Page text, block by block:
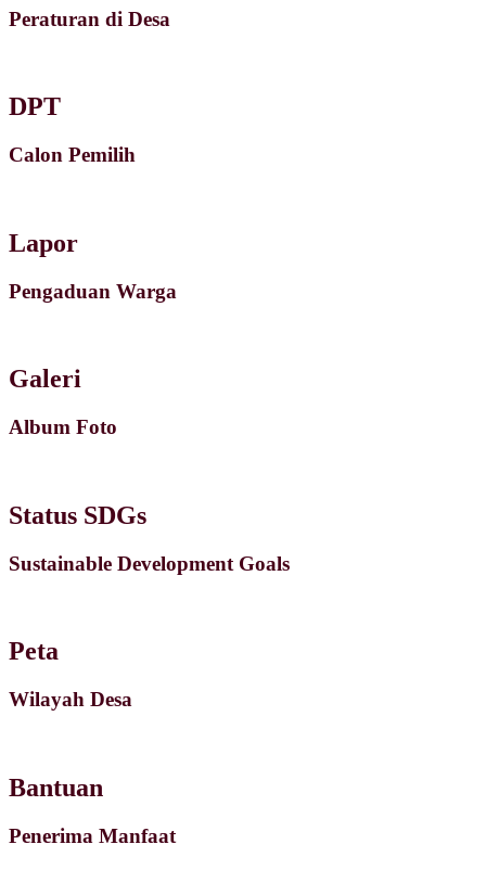
Peraturan di Desa
DPT
Calon Pemilih
Lapor
Pengaduan Warga
Galeri
Album Foto
Status SDGs
Sustainable Development Goals
Peta
Wilayah Desa
Bantuan
Penerima Manfaat